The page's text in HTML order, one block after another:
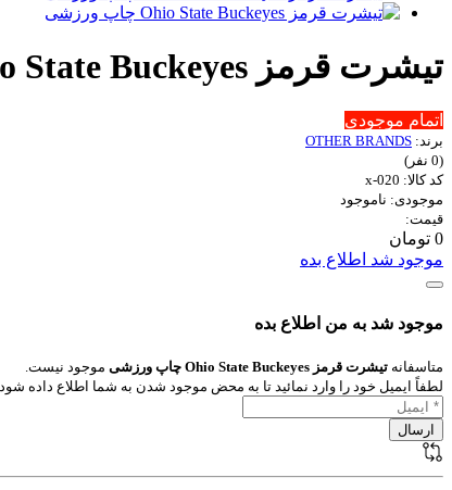
تیشرت قرمز Ohio State Buckeyes چاپ ورزشی
اتمام موجودی
برند: OTHER BRANDS
(0 نفر)
کد کالا: x-020
موجودی: ناموجود
قیمت:
0 تومان
موجود شد اطلاع بده
موجود شد به من اطلاع بده
متاسفانه تیشرت قرمز Ohio State Buckeyes چاپ ورزشی
موجود نیست.
لطفاً ایمیل خود را وارد نمائید تا به محض موجود شدن به شما اطلاع داده شود.